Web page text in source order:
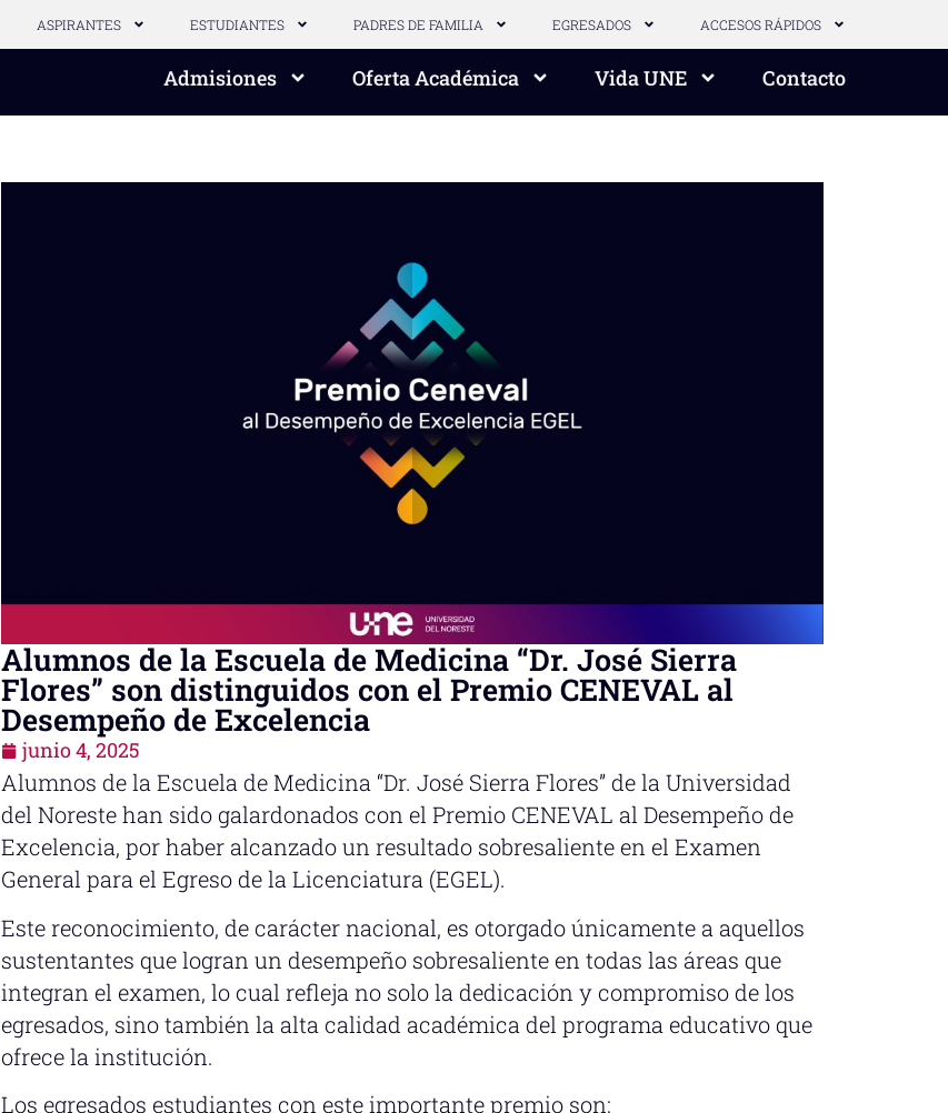
ASPIRANTES ESTUDIANTES PADRES DE FAMILIA EGRESADOS ACCESOS RÁPIDOS
Admisiones Oferta Académica Vida UNE Contacto
Alumnos de la Escuela de Medicina “Dr. José Sierra
Flores” son distinguidos con el Premio CENEVAL al
Desempeño de Excelencia
junio 4, 2025
Alumnos de la Escuela de Medicina “Dr. José Sierra Flores” de la Universidad
del Noreste han sido galardonados con el Premio CENEVAL al Desempeño de
Excelencia, por haber alcanzado un resultado sobresaliente en el Examen
General para el Egreso de la Licenciatura (EGEL).
Este reconocimiento, de carácter nacional, es otorgado únicamente a aquellos
sustentantes que logran un desempeño sobresaliente en todas las áreas que
integran el examen, lo cual refleja no solo la dedicación y compromiso de los
egresados, sino también la alta calidad académica del programa educativo que
ofrece la institución.
Los egresados estudiantes con este importante premio son: